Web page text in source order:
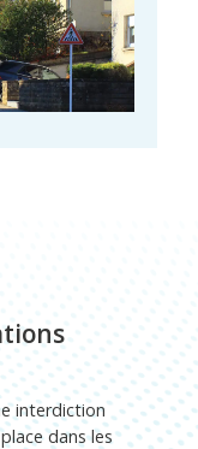
interdiction
dans les